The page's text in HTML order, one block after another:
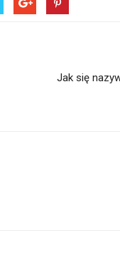
Jak się